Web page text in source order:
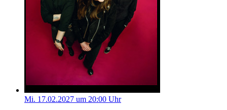
Mi. 17.02.2027 um 20:00 Uhr